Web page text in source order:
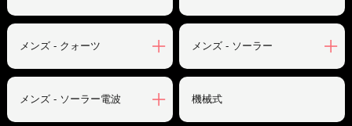
メンズ - クォーツ メンズ - ソーラー
メンズ - ソーラー電波 機械式